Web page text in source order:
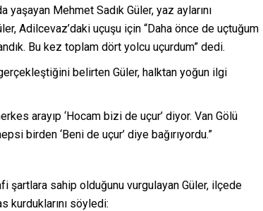
yaşayan Mehmet Sadık Güler, yaz aylarını
Adilcevaz’daki uçuşu için “Daha önce de uçtuğum
Bu kez toplam dört yolcu uçurdum” dedi.
belirten Güler, halktan yoğun ilgi
arayıp ‘Hocam bizi de uçur’ diyor. Van Gölü
birden ‘Beni de uçur’ diye bağırıyordu.”
şartlara sahip olduğunu vurgulayan Güler, ilçede
kurduklarını söyledi: